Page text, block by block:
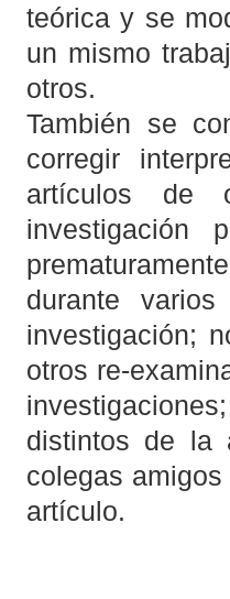
teórica y se
un mismo
otros.
También se
corregir
artículos de
investigación
durante
investigación;
otros re-
distintos de la
colegas
artículo.